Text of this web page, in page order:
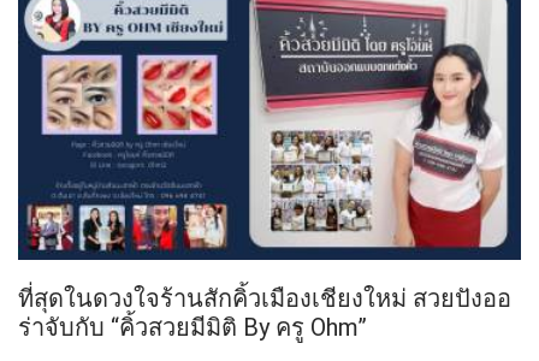
ที่สุดในดวงใจร้านสักคิ้วเมืองเชียงใหม่ สวยปังออ
ร่าจับกับ “คิ้วสวยมีมิติ By ครู Ohm”